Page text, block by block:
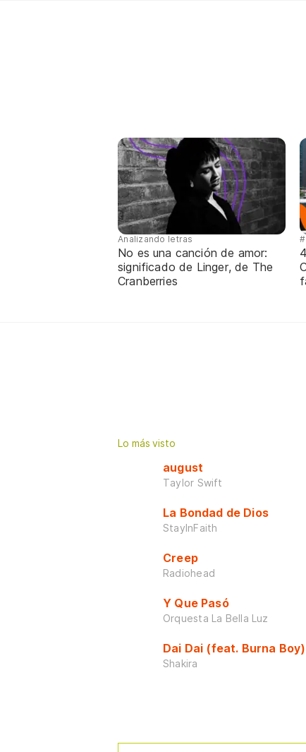
Analizando letras
No es una canción de amor:
significado de Linger, de The
Cranberries
Lo más visto
august
Taylor Swift
La Bondad de Dios
StayInFaith
Creep
Radiohead
Y Que Pasó
Orquesta La Bella Luz
Dai Dai (feat. Burna Boy)
Shakira